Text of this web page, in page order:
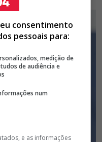
consentimento
pessoais para:
medição de
de audiência e
num
e as informações